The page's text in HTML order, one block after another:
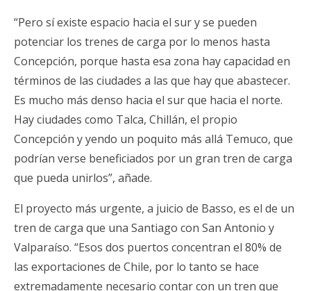
“Pero sí existe espacio hacia el sur y se pueden
potenciar los trenes de carga por lo menos hasta
Concepción, porque hasta esa zona hay capacidad en
términos de las ciudades a las que hay que abastecer.
Es mucho más denso hacia el sur que hacia el norte.
Hay ciudades como Talca, Chillán, el propio
Concepción y yendo un poquito más allá Temuco, que
podrían verse beneficiados por un gran tren de carga
que pueda unirlos”, añade.
El proyecto más urgente, a juicio de Basso, es el de un
tren de carga que una Santiago con San Antonio y
Valparaíso. “Esos dos puertos concentran el 80% de
las exportaciones de Chile, por lo tanto se hace
extremadamente necesario contar con un tren que